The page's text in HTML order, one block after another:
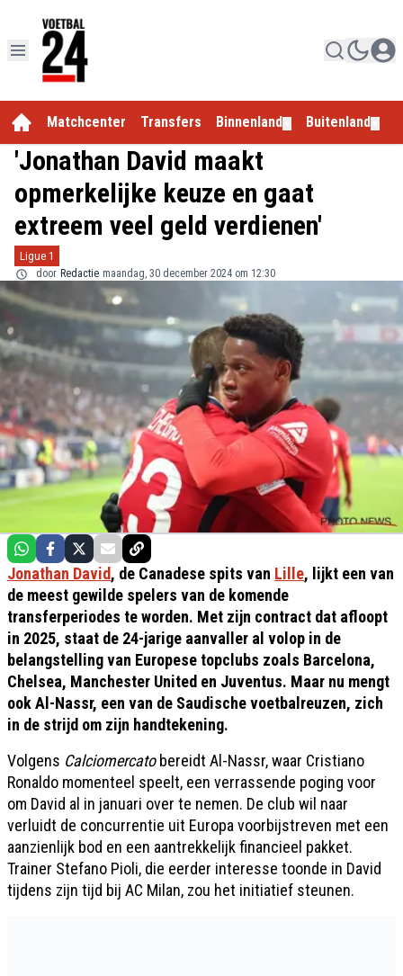
Matchcenter Transfers Binnenland Buitenland
'Jonathan David maakt
opmerkelijke keuze en gaat
extreem veel geld verdienen'
Ligue 1
door Redactie maandag, 30 december 2024 om 12:30
Jonathan David, de Canadese spits van Lille, lijkt een van
de meest gewilde spelers van de komende
transferperiodes te worden. Met zijn contract dat afloopt
in 2025, staat de 24-jarige aanvaller al volop in de
belangstelling van Europese topclubs zoals Barcelona,
Chelsea, Manchester United en Juventus. Maar nu mengt
ook Al-Nassr, een van de Saudische voetbalreuzen, zich
in de strijd om zijn handtekening.
Volgens Calciomercatobereidt Al-Nassr, waar Cristiano
Ronaldo momenteel speelt, een verrassende poging voor
om David al in januari over te nemen. De club wil naar
verluidt de concurrentie uit Europa voorbijstreven met een
aanzienlijk bod en een aantrekkelijk financieel pakket.
Trainer Stefano Pioli, die eerder interesse toonde in David
tijdens zijn tijd bij AC Milan, zou het initiatief steunen.